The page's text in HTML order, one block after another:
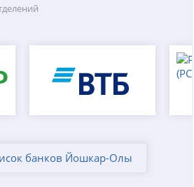
банков Йошкар-Олы